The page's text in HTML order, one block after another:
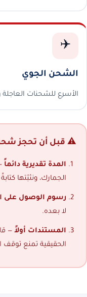
✈️
الشحن الجوي
الأسرع للشحنات
⚠️ قبل أن تحجز
المدة تقديرية دائماً
الجمارك، ونثبّتها
رسوم الوصول على
لا بعده.
المستندات أولاً —
الحقيقية تمنع توقف